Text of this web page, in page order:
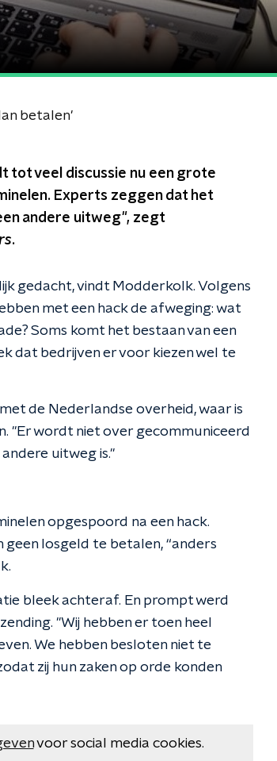
betalen'
tot veel discussie nu een grote
Experts zeggen dat het
andere uitweg", zegt
.
gedacht, vindt Modderkolk. Volgens
met een hack de afweging: wat
Soms komt het bestaan van een
dat bedrijven er voor kiezen wel te
de Nederlandse overheid, waar is
"Er wordt niet over gecommuniceerd
uitweg is."
opgespoord na een hack.
losgeld te betalen, “anders
bleek achteraf. En prompt werd
"Wij hebben er toen heel
We hebben besloten niet te
zij hun zaken op orde konden
voor social media cookies.